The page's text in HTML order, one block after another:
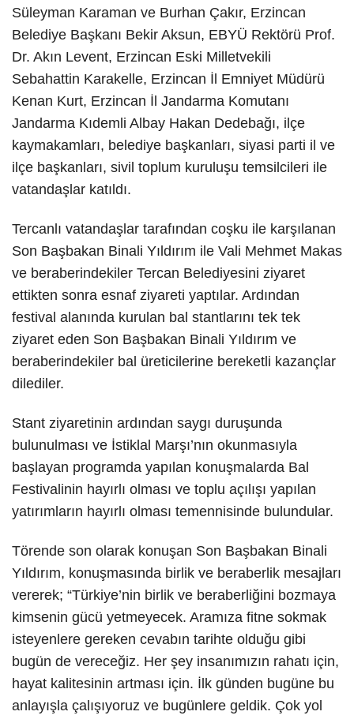
Süleyman Karaman ve Burhan Çakır, Erzincan
Belediye Başkanı Bekir Aksun, EBYÜ Rektörü Prof.
Dr. Akın Levent, Erzincan Eski Milletvekili
Sebahattin Karakelle, Erzincan İl Emniyet Müdürü
Kenan Kurt, Erzincan İl Jandarma Komutanı
Jandarma Kıdemli Albay Hakan Dedebağı, ilçe
kaymakamları, belediye başkanları, siyasi parti il ve
ilçe başkanları, sivil toplum kuruluşu temsilcileri ile
vatandaşlar katıldı.
Tercanlı vatandaşlar tarafından coşku ile karşılanan
Son Başbakan Binali Yıldırım ile Vali Mehmet Makas
ve beraberindekiler Tercan Belediyesini ziyaret
ettikten sonra esnaf ziyareti yaptılar. Ardından
festival alanında kurulan bal stantlarını tek tek
ziyaret eden Son Başbakan Binali Yıldırım ve
beraberindekiler bal üreticilerine bereketli kazançlar
dilediler.
Stant ziyaretinin ardından saygı duruşunda
bulunulması ve İstiklal Marşı’nın okunmasıyla
başlayan programda yapılan konuşmalarda Bal
Festivalinin hayırlı olması ve toplu açılışı yapılan
yatırımların hayırlı olması temennisinde bulundular.
Törende son olarak konuşan Son Başbakan Binali
Yıldırım, konuşmasında birlik ve beraberlik mesajları
vererek; “Türkiye’nin birlik ve beraberliğini bozmaya
kimsenin gücü yetmeyecek. Aramıza fitne sokmak
isteyenlere gereken cevabın tarihte olduğu gibi
bugün de vereceğiz. Her şey insanımızın rahatı için,
hayat kalitesinin artması için. İlk günden bugüne bu
anlayışla çalışıyoruz ve bugünlere geldik. Çok yol